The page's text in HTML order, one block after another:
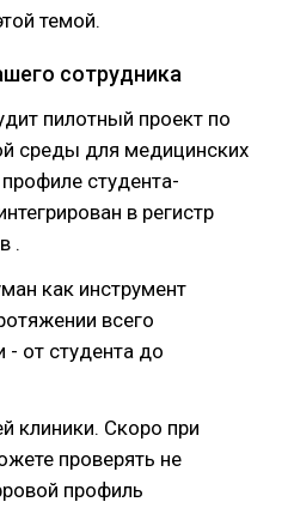
темой.
сотрудника
пилотный проект по
среды для медицинских
студента-
в регистр
.
как инструмент
всего
- от студента до
клиники. Скоро при
проверять не
профиль